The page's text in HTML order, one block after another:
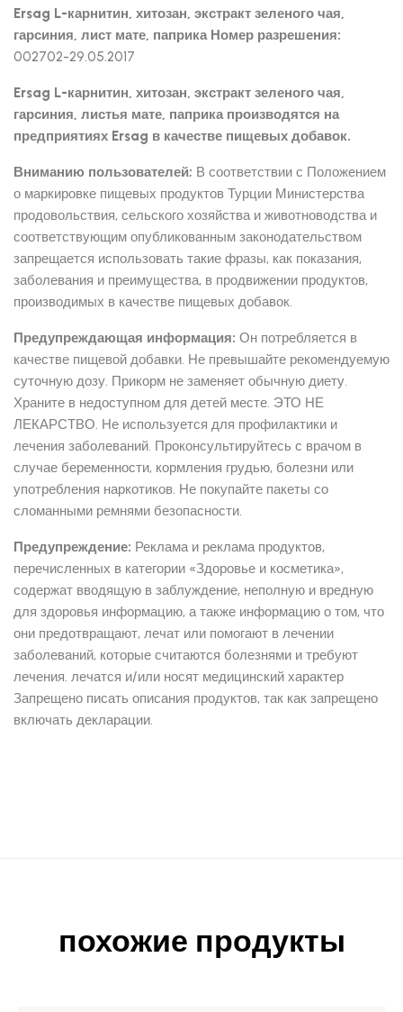
Ersag L-карнитин, хитозан, экстракт зеленого чая,
гарсиния, лист мате, паприка Номер разрешения:
002702-29.05.2017
Ersag L-карнитин, хитозан, экстракт зеленого чая,
гарсиния, листья мате, паприка производятся на
предприятиях Ersag в качестве пищевых добавок.
Вниманию пользователей; В соответствии с Положением
о маркировке пищевых продуктов Турции Министерства
продовольствия, сельского хозяйства и животноводства и
соответствующим опубликованным законодательством
запрещается использовать такие фразы, как показания,
заболевания и преимущества, в продвижении продуктов,
производимых в качестве пищевых добавок.
Предупреждающая информация: Он потребляется в
качестве пищевой добавки. Не превышайте рекомендуемую
суточную дозу. Прикорм не заменяет обычную диету.
Храните в недоступном для детей месте. ЭТО НЕ
ЛЕКАРСТВО. Не используется для профилактики и
лечения заболеваний. Проконсультируйтесь с врачом в
случае беременности, кормления грудью, болезни или
употребления наркотиков. Не покупайте пакеты со
сломанными ремнями безопасности.
Предупреждение: Реклама и реклама продуктов,
перечисленных в категории «Здоровье и косметика»,
содержат вводящую в заблуждение, неполную и вредную
для здоровья информацию, а также информацию о том, что
они предотвращают, лечат или помогают в лечении
заболеваний, которые считаются болезнями и требуют
лечения. лечатся и/или носят медицинский характер
Запрещено писать описания продуктов, так как запрещено
включать декларации.
похожие продукты